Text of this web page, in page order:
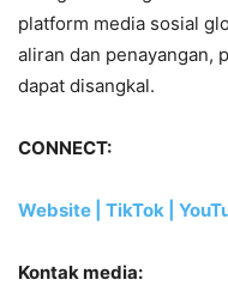
platform media sosial
aliran dan penayangan,
dapat disangkal.
CONNECT:
Website TikTok
Kontak media: